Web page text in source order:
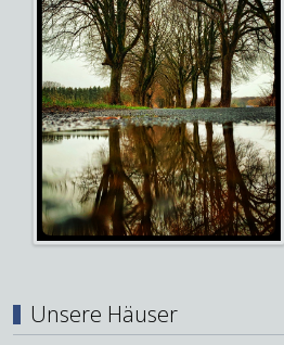
Unsere Häuser